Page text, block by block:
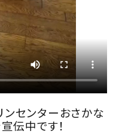
ンセンターおさかな
伝中です！